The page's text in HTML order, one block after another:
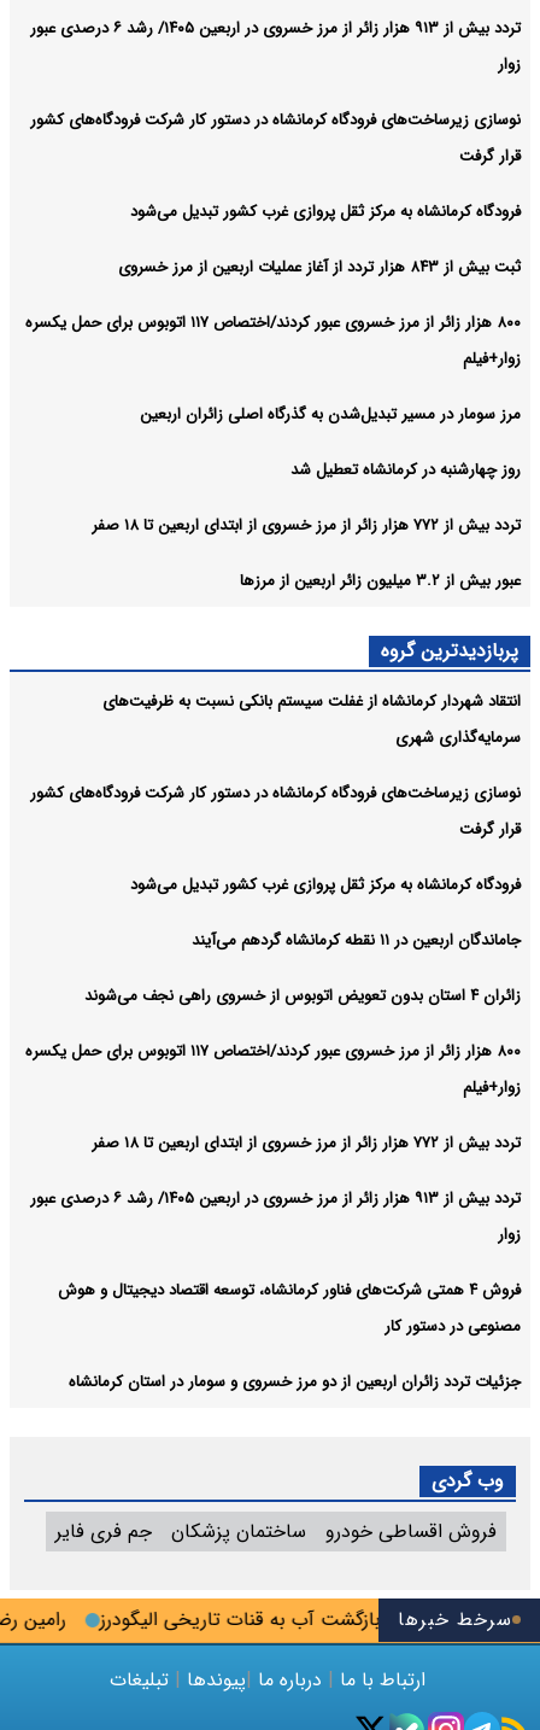
سرخط خبرها رامین بازگشت آب به قنات تاریخی الیگودرز پلمب شد
تردد بیش از ۹۱۳ هزار زائر از مرز خسروی در اربعین ۱۴۰۵/ رشد ۶ درصدی عبور
زوار
نوسازی زیرساخت‌های فرودگاه کرمانشاه در دستور کار شرکت فرودگاه‌های کشور
قرار گرفت
فرودگاه کرمانشاه به مرکز ثقل پروازی غرب کشور تبدیل می‌شود
ثبت بیش از ۸۴۳ هزار تردد از آغاز عملیات اربعین از مرز خسروی
۸۰۰ هزار زائر از مرز خسروی عبور کردند/اختصاص ۱۱۷ اتوبوس برای حمل یکسره
زوار+فیلم
مرز سومار در مسیر تبدیل‌شدن به گذرگاه اصلی زائران اربعین
روز چهارشنبه در کرمانشاه تعطیل شد
تردد بیش از ۷۷۲ هزار زائر از مرز خسروی از ابتدای اربعین تا ۱۸ صفر
عبور بیش از ۳.۲ میلیون زائر اربعین از مرزها
پربازدیدترین گروه
انتقاد شهردار کرمانشاه از غفلت سیستم بانکی نسبت به ظرفیت‌های
سرمایه‌گذاری شهری
نوسازی زیرساخت‌های فرودگاه کرمانشاه در دستور کار شرکت فرودگاه‌های کشور
قرار گرفت
فرودگاه کرمانشاه به مرکز ثقل پروازی غرب کشور تبدیل می‌شود
جاماندگان اربعین در ۱۱ نقطه کرمانشاه گردهم می‌آیند
زائران ۴ استان بدون تعویض اتوبوس از خسروی راهی نجف می‌شوند
۸۰۰ هزار زائر از مرز خسروی عبور کردند/اختصاص ۱۱۷ اتوبوس برای حمل یکسره
زوار+فیلم
تردد بیش از ۷۷۲ هزار زائر از مرز خسروی از ابتدای اربعین تا ۱۸ صفر
تردد بیش از ۹۱۳ هزار زائر از مرز خسروی در اربعین ۱۴۰۵/ رشد ۶ درصدی عبور
زوار
فروش ۴ همتی شرکت‌های فناور کرمانشاه، توسعه اقتصاد دیجیتال و هوش
مصنوعی در دستور کار
جزئیات تردد زائران اربعین از دو مرز خسروی و سومار در استان کرمانشاه
وب گردی
فروش اقساطی خودرو
ساختمان پزشکان جم فری فایر
ارتباط با ما | درباره ما |پیوندها | تبلیغات